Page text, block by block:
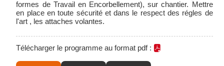
formes de Travail en Encorbellement), sur chantier. Mettre
en place en toute sécurité et dans le respect des régles de
l'art , les attaches volantes.
Télécharger le programme au format pdf :